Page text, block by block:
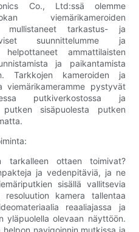
Co., Ltd:ssä olemme
viemärikameroiden
mullistaneet tarkastus- ja
suunnittelumme ja
ammattilaisten
ja paikantamista
Tarkkojen kameroiden ja
viemärikameramme pystyvät
putkiverkostossa ja
sisäpuolesta putken
tarkalleen ottaen toimivat?
ja vedenpitäviä, ja ne
sisällä vallitsevia
resoluution kamera tallentaa
reaaliajassa ja
yläpuolella olevaan näyttöön.